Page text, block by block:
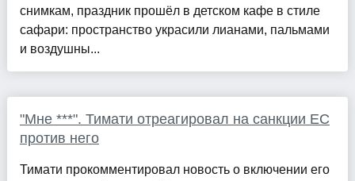
снимкам, праздник прошёл в детском кафе в стиле
сафари: пространство украсили лианами, пальмами
и воздушны...
"Мне ***". Тимати отреагировал на санкции ЕС
против него
Тимати прокомментировал новость о включении его